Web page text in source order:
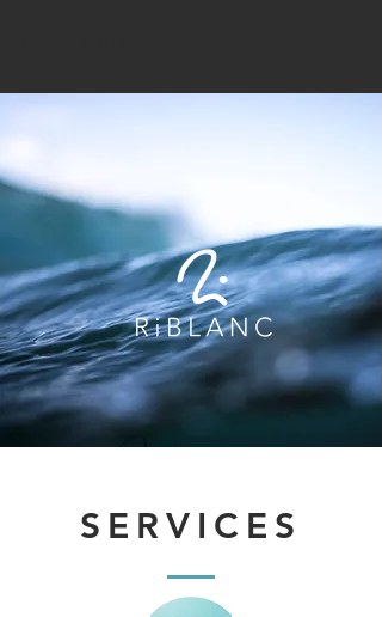
SERVICES